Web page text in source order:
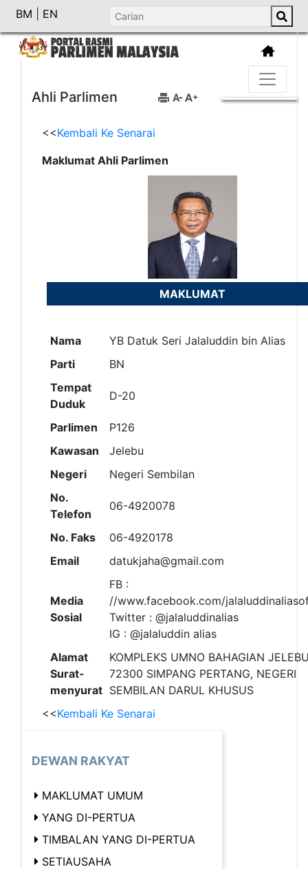
BM EN
Ahli Parlimen
<<Kembali Ke Senarai
Maklumat Ahli Parlimen
MAKLUMAT
Nama
YB Datuk Seri Jalaluddin bin Alias
Parti
BN
Tempat
Duduk
D-20
Parlimen
P126
Kawasan
Jelebu
Negeri
Negeri Sembilan
No.
Telefon
06-4920078
No. Faks
06-4920178
Email
datukjaha@gmail.com
Media
Sosial
FB :
//www.facebook.com/
Twitter : @jalaluddinalias
IG : @jalaluddin alias
Alamat
Surat-
menyurat
KOMPLEKS UMNO BAHAGIAN
72300 SIMPANG PERTANG, NEGERI
SEMBILAN DARUL KHUSUS
<<Kembali Ke Senarai
DEWAN RAKYAT
MAKLUMAT UMUM
YANG DI-PERTUA
TIMBALAN YANG DI-PERTUA
SETIAUSAHA